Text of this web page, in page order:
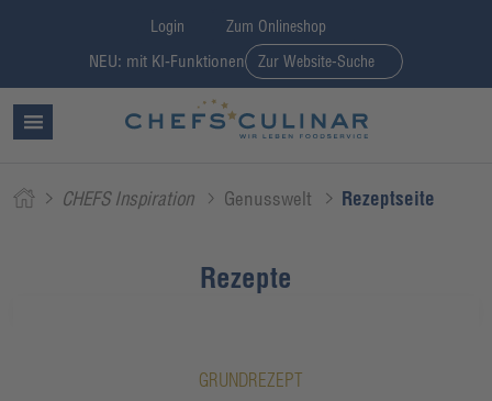
Login Zum Onlineshop
NEU: mit KI-Funktionen Zur Website-Suche
CHEFS Inspiration Genusswelt Rezeptseite
Rezepte
GRUNDREZEPT